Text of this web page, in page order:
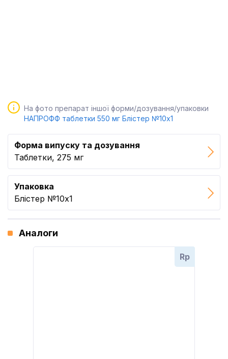
На фото препарат іншої форми/дозування/упаковки
НАПРОФФ таблетки 550 мг Блістер №10x1
Форма випуску та дозування
Таблетки, 275 мг
Упаковка
Блістер №10x1
Аналоги
Rp